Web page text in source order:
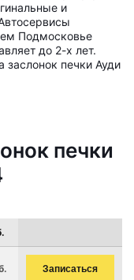
и
Подмосковье
до 2-х лет.
печки Ауди
печки
Записаться